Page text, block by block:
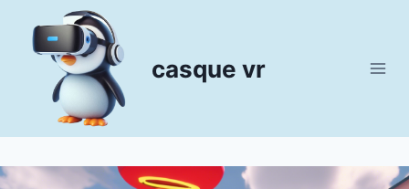
contenu
casque vr